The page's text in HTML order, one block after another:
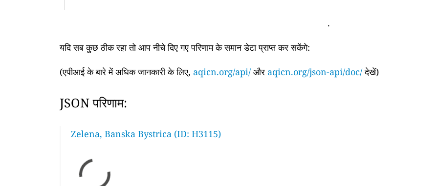
.
यदि सब कुछ ठीक रहा तो आप नीचे दिए गए परिणाम के समान डेटा प्राप्त कर सकेंगे:
(एपीआई के बारे में अधिक जानकारी के लिए, aqicn.org/api/ और aqicn.org/json-api/doc/देखें)
JSON परिणाम:
Zelena, Banska Bystrica (ID: H3115)